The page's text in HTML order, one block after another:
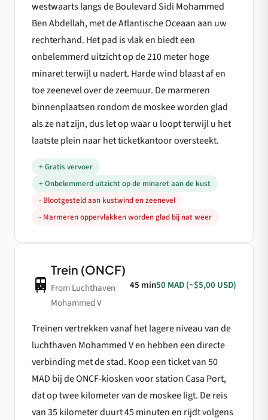
westwaarts langs de Boulevard Sidi Mohammed
Ben Abdellah, met de Atlantische Oceaan aan uw
rechterhand. Het pad is vlak en biedt een
onbelemmerd uitzicht op de 210 meter hoge
minaret terwijl u nadert. Harde wind blaast af en
toe zeenevel over de zeemuur. De marmeren
binnenplaatsen rondom de moskee worden glad
als ze nat zijn, dus let op waar u loopt terwijl u het
laatste plein naar het ticketkantoor oversteekt.
+ Gratis vervoer
+ Onbelemmerd uitzicht op de minaret aan de kust
- Blootgesteld aan kustwind en zeenevel
- Marmeren oppervlakken worden glad bij nat weer
🚆
Trein (ONCF)
From Luchthaven
Mohammed V
45 min50 MAD (~$5,00 USD)
Treinen vertrekken vanaf het lagere niveau van de
luchthaven Mohammed V en hebben een directe
verbinding met de stad. Koop een ticket van 50
MAD bij de ONCF-kiosken voor station Casa Port,
dat op twee kilometer van de moskee ligt. De reis
van 35 kilometer duurt 45 minuten en rijdt volgens